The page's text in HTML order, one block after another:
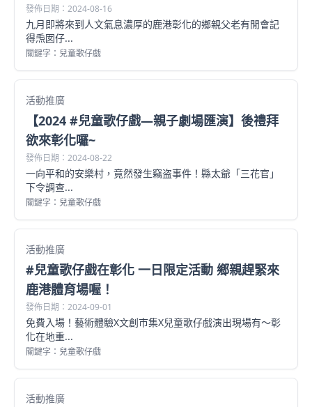
發佈日期：2024-08-16
九月即將來到人文氣息濃厚的鹿港彰化的鄉親父老有閒會記
得𤆬囡仔...
關鍵字：兒童歌仔戲
活動推廣
【2024 #兒童歌仔戲—親子劇場匯演】後禮拜
欲來彰化囉~
發佈日期：2024-08-22
一向平和的安樂村，竟然發生竊盗事件！縣太爺「三花官」
下令調查...
關鍵字：兒童歌仔戲
活動推廣
#兒童歌仔戲在彰化 一日限定活動 鄉親趕緊來
鹿港體育場喔！
發佈日期：2024-09-01
免費入場！藝術體驗X文創市集X兒童歌仔戲演出現場有～彰
化在地重...
關鍵字：兒童歌仔戲
活動推廣